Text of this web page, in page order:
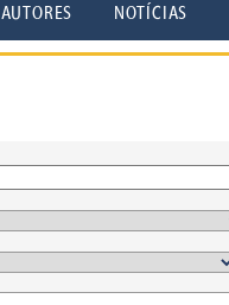
AUTORES NOTÍCIAS